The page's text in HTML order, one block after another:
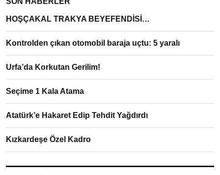
HOŞÇAKAL TRAKYA BEYEFENDİSİ…
Kontrolden çıkan otomobil baraja uçtu: 5 yaralı
Urfa’da Korkutan Gerilim!
Seçime 1 Kala Atama
Atatürk’e Hakaret Edip Tehdit Yağdırdı
Kızkardeşe Özel Kadro